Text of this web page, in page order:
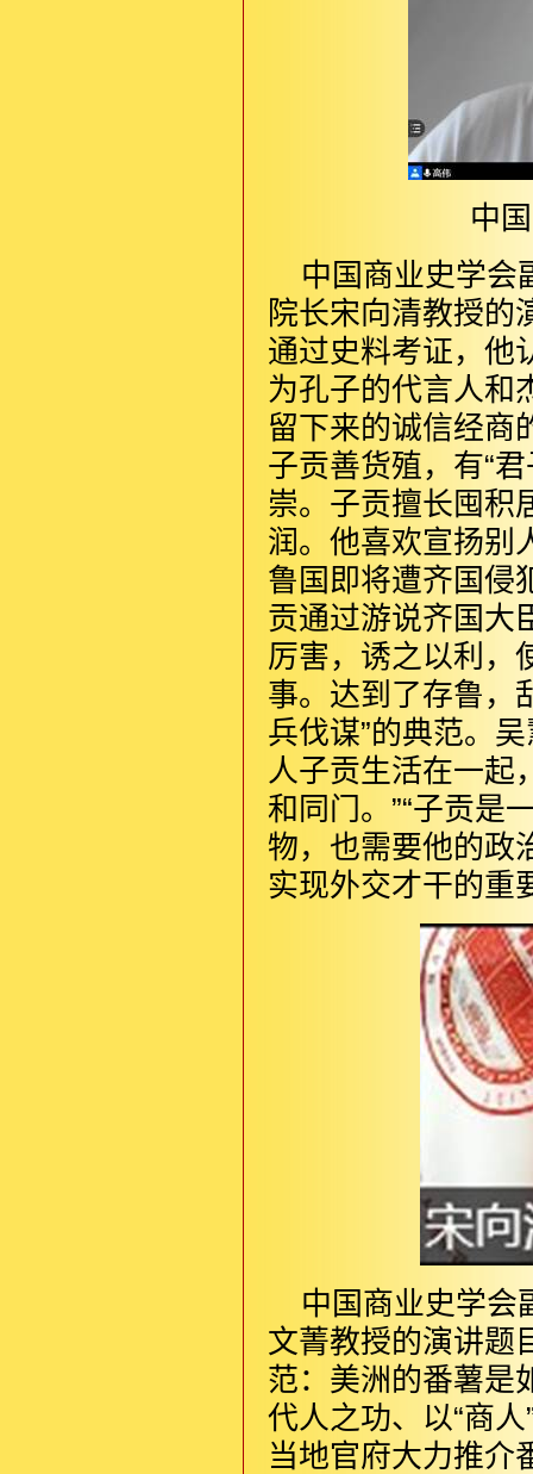
中
中国商业史学会
院长宋向清教授的
通过史料考证，他
为孔子的代言人和
留下来的诚信经商
子贡善货殖，有“
崇。子贡擅长囤积
润。他喜欢宣扬别
鲁国即将遭齐国侵
贡通过游说齐国大
厉害，诱之以利，
事。达到了存鲁，
兵伐谋”的典范。
人子贡生活在一起
和同门。”“子贡是
物，也需要他的政
实现外交才干的重
中国商业史学会
文菁教授的演讲题
范：美洲的番薯是
代人之功、以“商
当地官府大力推介